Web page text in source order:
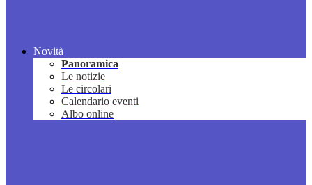
Novità
Panoramica
Le notizie
Le circolari
Calendario eventi
Albo online